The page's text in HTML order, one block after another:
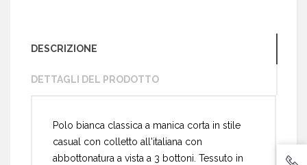
DESCRIZIONE
DETTAGLI DEL PRODOTTO
Polo bianca classica a manica corta in stile
casual con colletto all'italiana con
abbottonatura a vista a 3 bottoni. Tessuto in